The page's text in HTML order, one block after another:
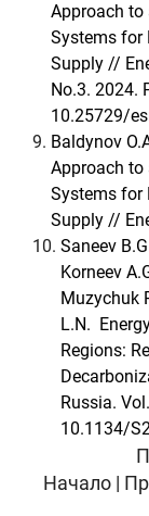
Approach to
Systems for
Supply //
No.3. 2024.
10.25729/
9. Baldynov
Approach to
Systems for
Supply //
10. Saneev
Korneev
Muzychuk
L.N.
Regions:
Russia.
10.1134/
Начало |